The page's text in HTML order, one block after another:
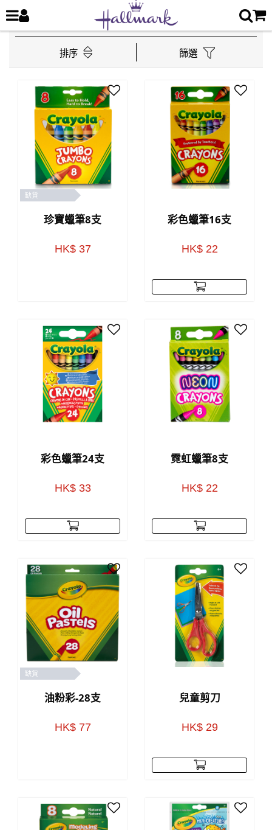
排序 篩選
缺貨
珍寶蠟筆8支
HK$ 37
彩色蠟筆16支
HK$ 22
彩色蠟筆24支
HK$ 33
霓虹蠟筆8支
HK$ 22
缺貨
油粉彩-28支
HK$ 77
兒童剪刀
HK$ 29